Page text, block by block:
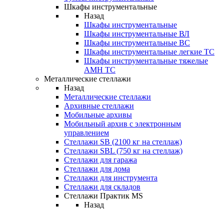
Шкафы инструментальные
Назад
Шкафы инструментальные
Шкафы инструментальные ВЛ
Шкафы инструментальные ВС
Шкафы инструментальные легкие ТС
Шкафы инструментальные тяжелые
AMH TC
Металлические стеллажи
Назад
Металлические стеллажи
Архивные стеллажи
Мобильные архивы
Мобильный архив с электронным
управлением
Стеллажи SB (2100 кг на стеллаж)
Стеллажи SBL (750 кг на стеллаж)
Стеллажи для гаража
Стеллажи для дома
Стеллажи для инструмента
Стеллажи для складов
Стеллажи Практик MS
Назад